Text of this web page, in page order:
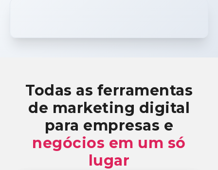
Todas as ferramentas
de marketing digital
para empresas e
negócios em um só
lugar